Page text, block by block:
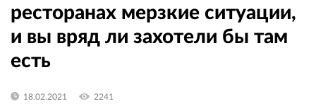
ресторанах мерзкие ситуации,
и вы вряд ли захотели бы там
есть
18.02.2021 2241